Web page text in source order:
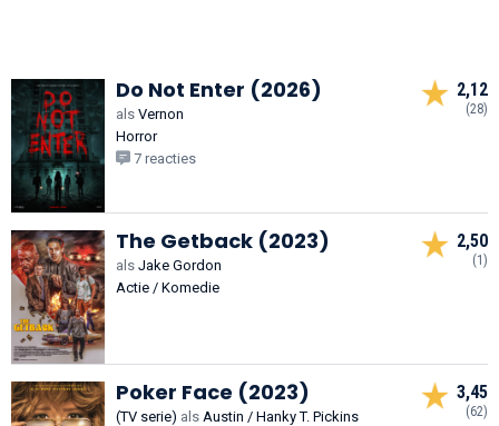
Do Not Enter (2026)
als Vernon
Horror
7 reacties
2,12
(28)
The Getback (2023)
als Jake Gordon
Actie / Komedie
2,50
(1)
Poker Face (2023)
(TV serie) als Austin / Hanky T. Pickins
3,45
(62)